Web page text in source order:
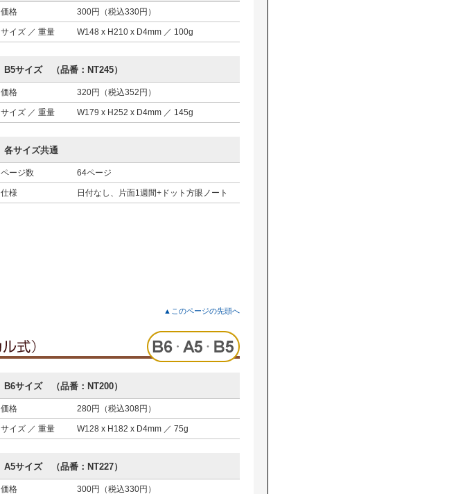
価格 300円（税込330円）
サイズ ／ 重量 W148 x H210 x D4mm ／ 100g
B5サイズ （品番：NT245）
価格 320円（税込352円）
サイズ ／ 重量 W179 x H252 x D4mm ／ 145g
各サイズ共通
ページ数 64ページ
仕様 日付なし、片面1週間+ドット方眼ノート
▲このページの先頭へ
B6サイズ （品番：NT200）
価格 280円（税込308円）
サイズ ／ 重量 W128 x H182 x D4mm ／ 75g
A5サイズ （品番：NT227）
価格 300円（税込330円）